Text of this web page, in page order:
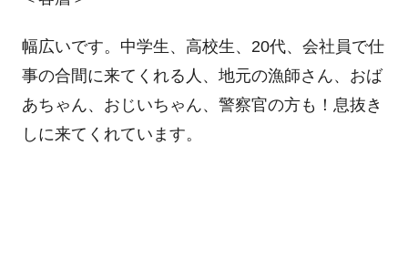
幅広いです。中学生、高校生、20代、会社員で仕
事の合間に来てくれる人、地元の漁師さん、おば
あちゃん、おじいちゃん、警察官の方も！息抜き
しに来てくれています。